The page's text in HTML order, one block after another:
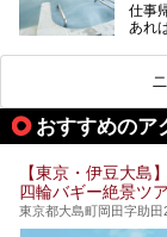
最近
い個
ら
して
仕事
あれ
ま
る
しょ
そこ
24時
い施
が充
ださ
おすすめのア
【東京・伊豆大島
四輪バギー絶景ツ
東京都大島町岡田字助田